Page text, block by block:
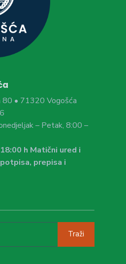
80 • 71320 Vogošća
– Petak, 8:00 –
h Matični ured i
prepisa i
Traži